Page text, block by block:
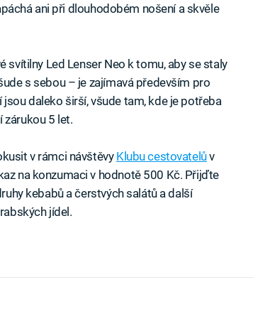
ani při dlouhodobém nošení a skvěle
svítilny Led Lenser Neo k tomu, aby se staly
s sebou – je zajímavá především pro
daleko širší, všude tam, kde je potřeba
zárukou 5 let.
v rámci návštěvy Klubu cestovatelův
na konzumaci v hodnotě 500 Kč. Přijďte
kebabů a čerstvých salátů a další
jídel.